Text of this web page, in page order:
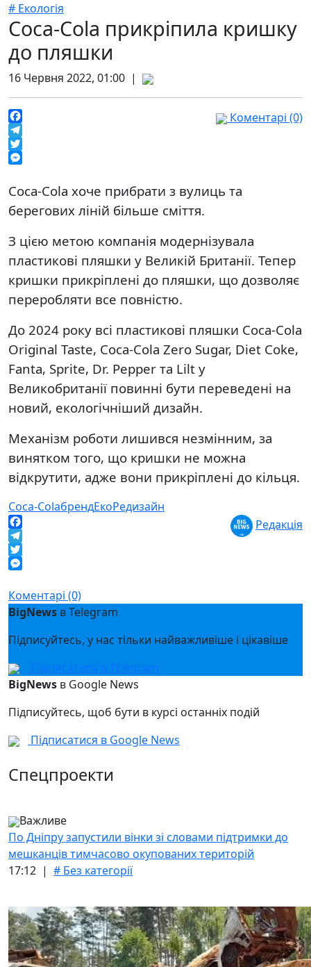
# Екологія
Coca-Cola прикріпила кришку
до пляшки
16 Червня 2022, 01:00 |
Facebook
Telegram
Twitter
Коментарі (0)
Coca-Cola хоче прибрати з вулиць та
берегових ліній більше сміття.
З цією метою компанія модернізувала
пластикові пляшки у Великій Британії. Тепер
кришки прикріплені до пляшки, що дозволяє
переробляти все повністю.
До 2024 року всі пластикові пляшки Coca-Cola
Original Taste, Coca-Cola Zero Sugar, Diet Coke,
Fanta, Sprite, Dr. Pepper та Lilt у
Великобританії повинні бути переведені на
новий, екологічніший дизайн.
Механізм роботи лишився незмінним, за
винятком того, що кришки не можна
відкрутити, адже вони прикріплені до кільця.
Coca-ColaбрендЕкоРедизайн
Facebook
Telegram
Twitter
Редакція
Коментарі (0)
BigNews в Telegram
Підписуйтесь, у нас тільки найважливіше і цікавіше
Підписатися в Telegram
BigNews в Google News
Підписуйтесь, щоб бути в курсі останніх подій
Підписатися в Google News
Спецпроекти
Важливе
По Дніпру запустили вінки зі словами підтримки до
мешканців тимчасово окупованих територій
17:12 | # Без категорії